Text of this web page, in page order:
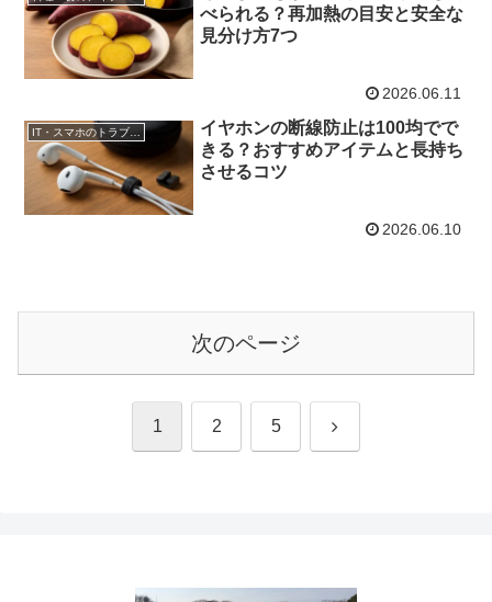
べられる？再加熱の目安と安全な
見分け方7つ
2026.06.11
IT・スマホのトラブル解決
イヤホンの断線防止は100均でで
きる？おすすめアイテムと長持ち
させるコツ
2026.06.10
次のページ
1 2 5 次